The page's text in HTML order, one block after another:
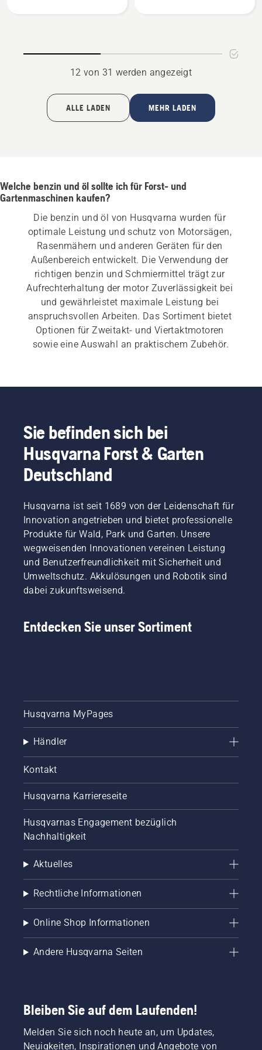
12 von 31 werden angezeigt
ALLE LADEN MEHR LADEN
Welche benzin und öl sollte ich für Forst- und
Gartenmaschinen kaufen?
Die benzin und öl von Husqvarna wurden für
optimale Leistung und schutz von Motorsägen,
Rasenmähern und anderen Geräten für den
Außenbereich entwickelt. Die Verwendung der
richtigen benzin und Schmiermittel trägt zur
Aufrechterhaltung der motor Zuverlässigkeit bei
und gewährleistet maximale Leistung bei
anspruchsvollen Arbeiten. Das Sortiment bietet
Optionen für Zweitakt- und Viertaktmotoren
sowie eine Auswahl an praktischem Zubehör.
Sie befinden sich bei
Husqvarna Forst & Garten
Deutschland
Husqvarna ist seit 1689 von der Leidenschaft für
Innovation angetrieben und bietet professionelle
Produkte für Wald, Park und Garten. Unsere
wegweisenden Innovationen vereinen Leistung
und Benutzerfreundlichkeit mit Sicherheit und
Umweltschutz. Akkulösungen und Robotik sind
dabei zukunftsweisend.
Entdecken Sie unser Sortiment
Husqvarna MyPages
Händler
Kontakt
Husqvarna Karriereseite
Husqvarnas Engagement bezüglich
Nachhaltigkeit
Aktuelles
Rechtliche Informationen
Online Shop Informationen
Andere Husqvarna Seiten
Bleiben Sie auf dem Laufenden!
Melden Sie sich noch heute an, um Updates,
Neuigkeiten, Inspirationen und Angebote von